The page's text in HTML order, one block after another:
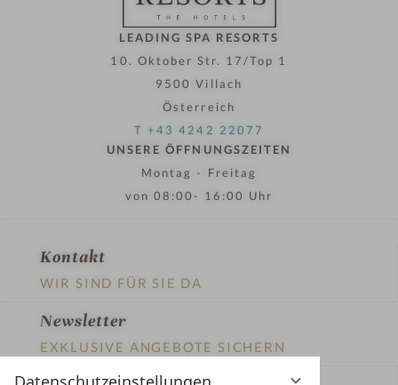
LEADING SPA RESORTS
10. Oktober Str. 17/Top 1
9500 Villach
Österreich
T +43 4242 22077
UNSERE ÖFFNUNGSZEITEN
Montag - Freitag
von 08:00- 16:00 Uhr
Kontakt
WIR SIND FÜR SIE DA
Newsletter
EXKLUSIVE ANGEBOTE SICHERN